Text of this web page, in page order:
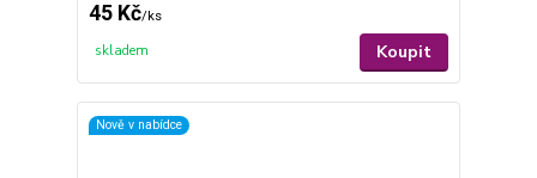
45 Kč/ks
skladem Koupit
Nově v nabídce